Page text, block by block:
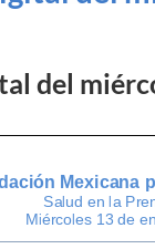
del